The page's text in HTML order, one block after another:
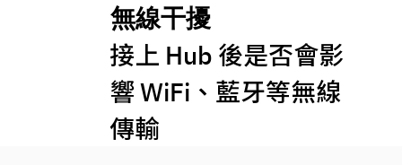
無線干擾
接上 Hub 後是否會影
響WiFi 、藍牙等無線
傳輸